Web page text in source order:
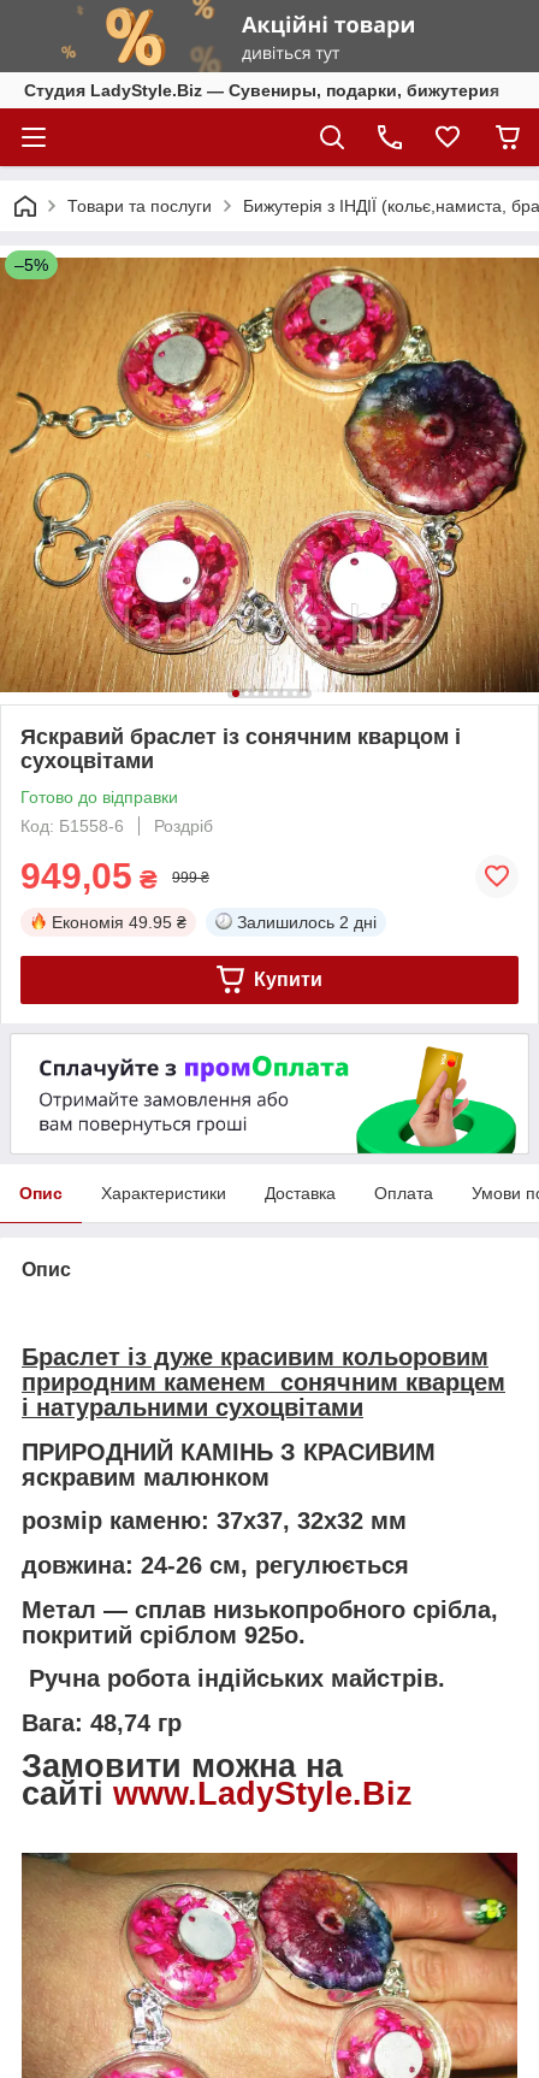
Студия LadyStyle.Biz — Сувениры, подарки, бижутерия
Товари та послуги Бижутерія з ІНДІЇ (кольє,намиста,
–5%
Яскравий браслет із сонячним кварцом і
сухоцвітами
Готово до відправки
Код: Б1558-6
Роздріб
949,05 ₴ 999 ₴
Економія 49.95 ₴ Залишилось 2 дні
Купити
Опис Характеристики Доставка Оплата Умови
Опис
Браслет із дуже красивим кольоровим
природним каменем сонячним кварцем
і натуральними сухоцвітами
ПРИРОДНИЙ КАМІНЬ З КРАСИВИМ
яскравим малюнком
розмір каменю: 37х37, 32х32 мм
довжина: 24-26 см, регулюється
Метал — сплав низькопробного срібла,
покритий сріблом 925o.
Ручна робота індійських майстрів.
Вага: 48,74 гр
Замовити можна на
сайті www.LadyStyle.Biz